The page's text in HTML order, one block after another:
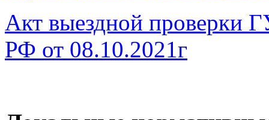
Акт выездной проверки
РФ от 08.10.2021г